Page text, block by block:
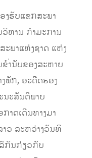
ງຮັບແຂກສະພາ
ຫານ ກຳມະການ
ະພາແຫ່ງຊາດ ແຫ່ງ
ຳ່ນັບຂອງສະຫາຍ
ພັກ, ອະດີດຮອງ
ນະສັນຕິພາບ
າດເດີນທາງມາ
ວ ລະຫວ່າງວັນທີ
ລືກັນກ່ຽວກັບ